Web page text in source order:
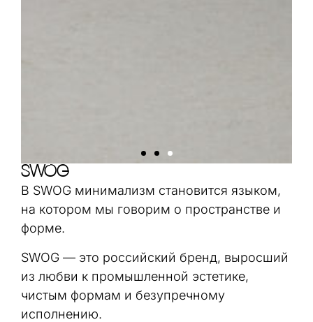
SWOG
В SWOG минимализм становится языком,
на котором мы говорим о пространстве и
форме.
SWOG — это российский бренд, выросший
из любви к промышленной эстетике,
чистым формам и безупречному
исполнению.